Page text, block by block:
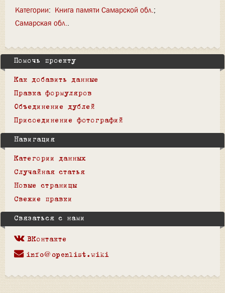
Категории: Книга памяти Самарской обл.
Самарская обл.
Помочь проекту
Как добавить данные
Правка формуляров
Объединение дублей
Присоединение фотографий
Навигация
Категории данных
Случайная статья
Новые страницы
Свежие правки
Связаться с нами
ВКонтакте
info@openlist.wiki